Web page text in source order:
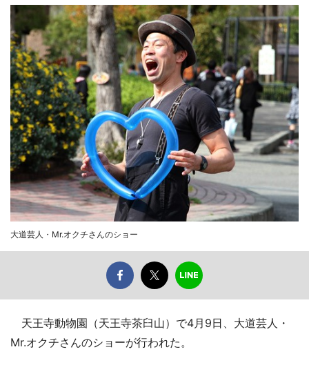
大道芸人・Mr.オクチさんのショー
天王寺動物園（天王寺茶臼山）で4月9日、大道芸人・
Mr.オクチさんのショーが行われた。